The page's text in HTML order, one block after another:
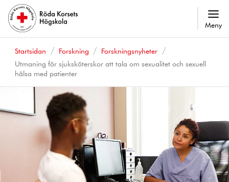
Meny
Startsidan Forskning
Forskningsnyheter
Utmaning för sjuksköterskor att tala om sexualitet och sexuell
hälsa med patienter